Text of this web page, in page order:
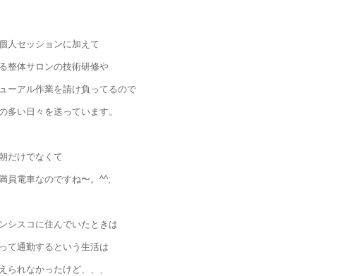
人セッションに加えて
整体サロンの技術研修や
ーアル作業を請け負ってるので
多い日々を送っています。
だけでなくて
員電車なのですね〜。^^;
シスコに住んでいたときは
て通勤するという生活は
られなかったけど、、、